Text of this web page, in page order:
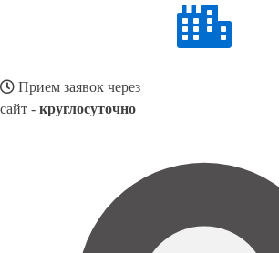
Прием заявок через
сайт - круглосуточно